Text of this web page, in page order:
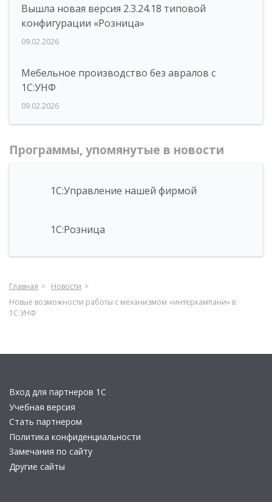
Вышла новая версия 2.3.24.18 типовой
конфигурации «Розница»
09.02.2026
Мебельное производство без авралов с
1С:УНФ
09.02.2026
Программы, упомянутые в новости
1С:Управление нашей фирмой
1С:Розница
Главная
Новости
Новые возможности работы с механизмом «интеркампани» в
1С:УНФ
Вход для партнеров 1С
Учебная версия
Стать партнером
Политика конфиденциальности
Замечания по сайту
Другие сайты